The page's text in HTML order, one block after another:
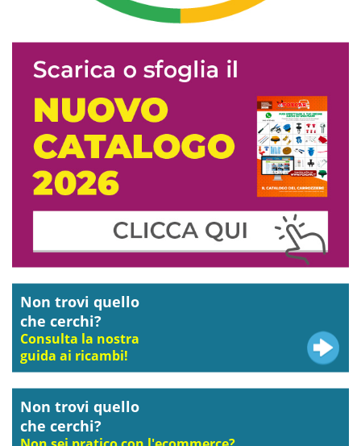
Non trovi quello
che cerchi?
Consulta la nostra
guida ai ricambi!
Non trovi quello
che cerchi?